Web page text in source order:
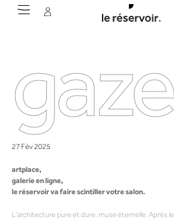
27 Fév 2025
artplace,
galerie en ligne,
le réservoir va faire scintiller votre salon.
L'architecture pure et dure, muse éternelle. Après